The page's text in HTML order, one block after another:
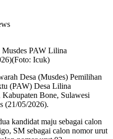
Musdes PAW Lilina
Icuk)
Desa (Musdes) Pemilihan
(PAW) Desa Lilina
Bone, Sulawesi
(21/05/2026).
kandidat maju sebagai calon
SM sebagai calon nomor urut